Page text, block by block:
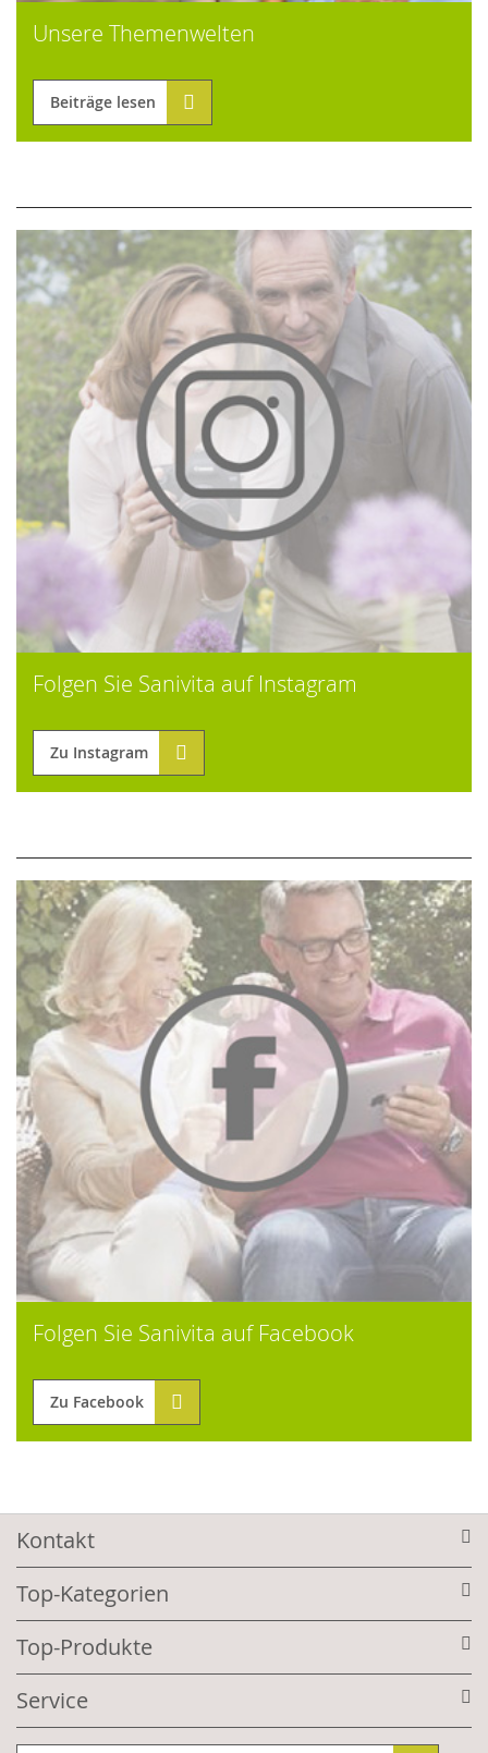
Unsere Themenwelten
Beiträge lesen
Folgen Sie Sanivita auf Instagram
Zu Instagram
Folgen Sie Sanivita auf Facebook
Zu Facebook
Kontakt
Top-Kategorien
Top-Produkte
Service